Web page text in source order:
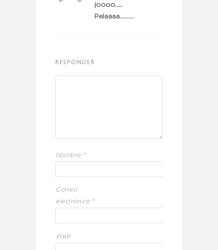
joooo…..
Pelaaaa……….
RESPONDER
Nombre *
Correo
electrónico *
Web